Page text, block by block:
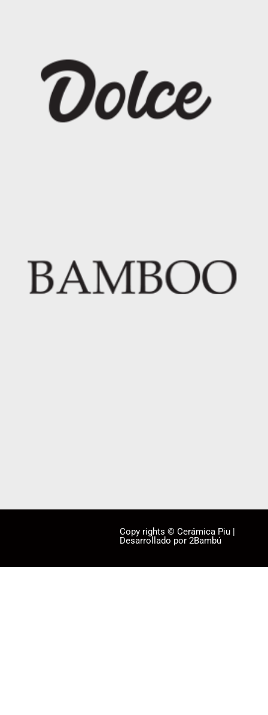
Copy rights © Cerámica Piu |
Desarrollado por 2Bambú